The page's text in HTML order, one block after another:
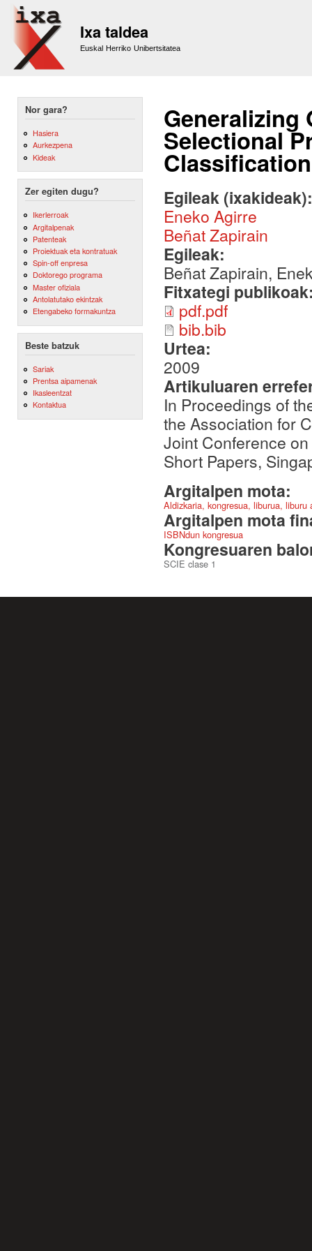
Ixa taldea
Euskal Herriko Unibertsitatea
Nor gara?
Hasiera
Aurkezpena
Kideak
Zer egiten dugu?
Ikerlerroak
Argitalpenak
Patenteak
Proiektuak eta kontratuak
Spin-off enpresa
Doktorego programa
Master ofiziala
Antolatutako ekintzak
Etengabeko formakuntza
Beste batzuk
Sariak
Prentsa aipamenak
Ikasleentzat
Kontaktua
Generalizing
Selectional
Classification
Egileak
Eneko Agirre
Beñat Zapirain
Egileak:
Beñat Zapirain,
Fitxategi
pdf.pdf
bib.bib
Urtea:
2009
Artikuluaren
In Proceedings of
the Association for
Joint Conference
Short Papers,
Argitalpen mota:
Aldizkaria, kongresua, liburua,
Argitalpen mota
ISBNdun kongresua
Kongresuaren
SCIE clase 1